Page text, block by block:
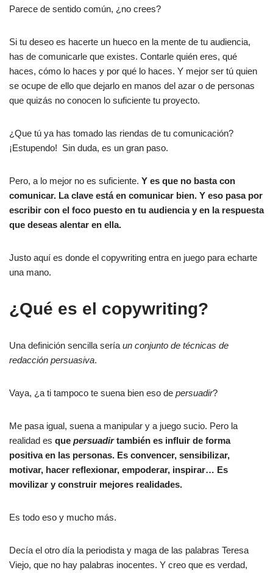
Parece de sentido común, ¿no crees?
Si tu deseo es hacerte un hueco en la mente de tu audiencia,
has de comunicarle que existes. Contarle quién eres, qué
haces, cómo lo haces y por qué lo haces. Y mejor ser tú quien
se ocupe de ello que dejarlo en manos del azar o de personas
que quizás no conocen lo suficiente tu proyecto.
¿Que tú ya has tomado las riendas de tu comunicación?
¡Estupendo! Sin duda, es un gran paso.
Pero, a lo mejor no es suficiente. Y es que no basta con
comunicar. La clave está en comunicar bien. Y eso pasa por
escribir con el foco puesto en tu audiencia y en la respuesta
que deseas alentar en ella.
Justo aquí es donde el copywriting entra en juego para echarte
una mano.
¿Qué es el copywriting?
Una definición sencilla sería un conjunto de técnicas de
redacción persuasiva.
Vaya, ¿a ti tampoco te suena bien eso de persuadir?
Me pasa igual, suena a manipular y a juego sucio. Pero la
realidad es que persuadirtambién es influir de forma
positiva en las personas. Es convencer, sensibilizar,
motivar, hacer reflexionar, empoderar, inspirar… Es
movilizar y construir mejores realidades.
Es todo eso y mucho más.
Decía el otro día la periodista y maga de las palabras Teresa
Viejo, que no hay palabras inocentes. Y creo que es verdad,